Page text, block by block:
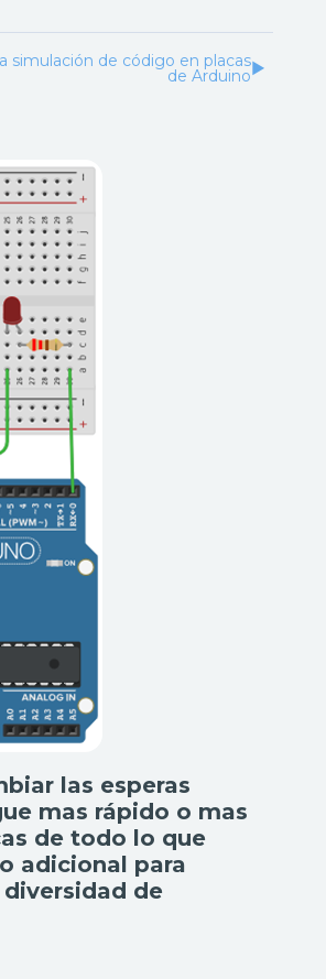
▶︎
simulación de código en placas
de Arduino
las esperas
mas rápido o mas
de todo lo que
adicional para
de